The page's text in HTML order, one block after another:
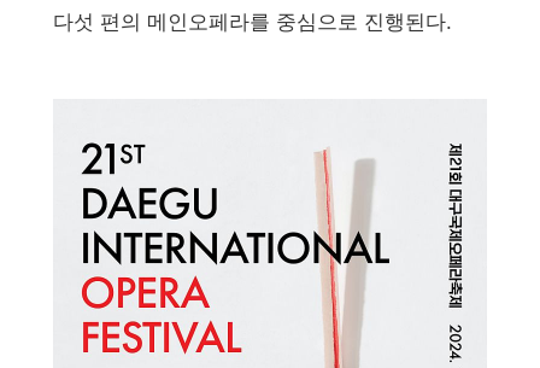
다섯 편의 메인오페라를 중심으로 진행된다.